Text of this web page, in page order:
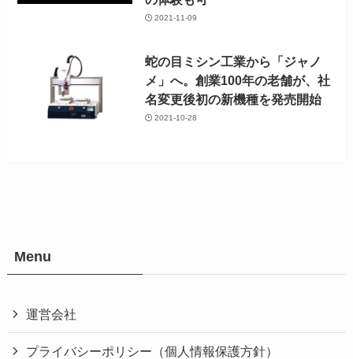
2021-11-09
蛇の目ミシン工業から「ジャノ
メ」へ。創業100年の老舗が、社
名変更後初の新機種を発売開始
2021-10-28
Menu
運営会社
プライバシーポリシー（個人情報保護方針）